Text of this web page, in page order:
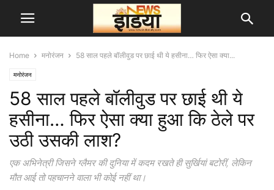
Home मनोरंजन 58 साल पहले बॉलीवुड पर छाई थी ये हसीना… फिर ऐसा क्या...
मनोरंजन
58 साल पहले बॉलीवुड पर छाई थी ये
हसीना… फिर ऐसा क्या हुआ कि ठेले पर
उठी उसकी लाश?
एक अभिनेत्री जिसने ग्लैमर की दुनिया में कदम रखते ही सुर्खियां बटोरीं, लेकिन
मौत आई तो पहचानने वाला भी कोई नहीं था।